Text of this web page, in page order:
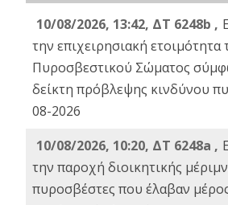
10/08/2026, 13:42, ΔΤ 6248b ,
την επιχειρησιακή ετοιμότητα
Πυροσβεστικού Σώματος
δείκτη πρόβλεψης κινδύνου
08-2026
10/08/2026, 10:20, ΔΤ 6248a ,
την παροχή διοικητικής
πυροσβέστες που έλαβαν